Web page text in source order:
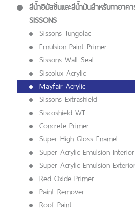
สีน้ำอิมัลชั่นและสีน้ำมันสำหรับทาอาค
SISSONS
Sissons Tungolac
Emulsion Paint Primer
Sissons Wall Seal
Siscolux Acrylic
Mayfair Acrylic
Sissons Extrashield
Siscoshield WT
Concrete Primer
Super High Gloss Enamel
Super Acrylic Emulsion Interior
Super Acrylic Emulsion
Red Oxide Primer
Paint Remover
Roof Paint